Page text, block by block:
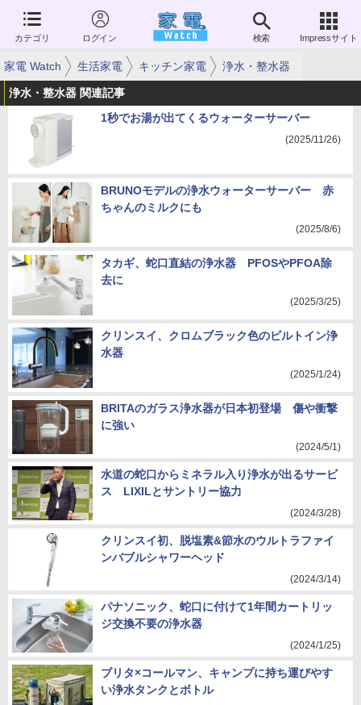
カテゴリ ログイン 検索 Impressサイト
家電 Watch 生活家電 キッチン家電 浄水・整水器
浄水・整水器 関連記事
1秒でお湯が出てくるウォーターサーバー
(2025/11/26)
BRUNOモデルの浄水ウォーターサーバー 赤
ちゃんのミルクにも
(2025/8/6)
タカギ、蛇口直結の浄水器 PFOSやPFOA除
去に
(2025/3/25)
クリンスイ、クロムブラック色のビルトイン浄
水器
(2025/1/24)
BRITAのガラス浄水器が日本初登場 傷や衝撃
に強い
(2024/5/1)
水道の蛇口からミネラル入り浄水が出るサービ
ス LIXILとサントリー協力
(2024/3/28)
クリンスイ初、脱塩素&節水のウルトラファイ
ンバブルシャワーヘッド
(2024/3/14)
パナソニック、蛇口に付けて1年間カートリッ
ジ交換不要の浄水器
(2024/1/25)
ブリタ×コールマン、キャンプに持ち運びやす
い浄水タンクとボトル